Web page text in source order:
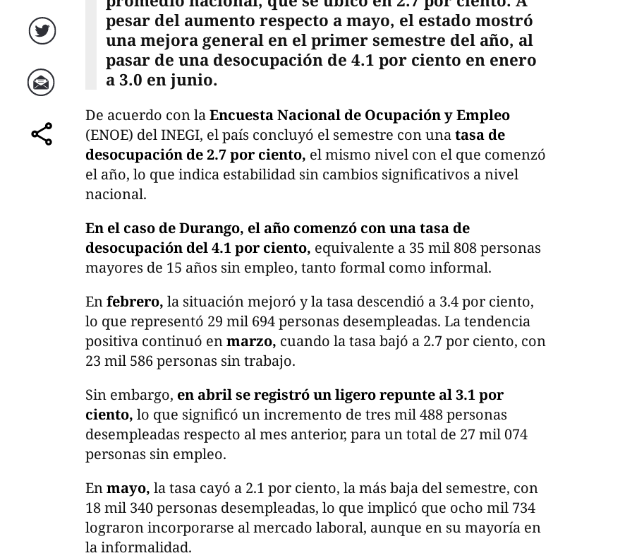
Twitter
Correo
comparte
pesar del aumento respecto a mayo, el estado mostró
una mejora general en el primer semestre del año, al
pasar de una desocupación de 4.1 por ciento en enero
a 3.0 en junio.
De acuerdo con laEncuesta Nacional de Ocupación y Empleo
(ENOE) del INEGI, el país concluyó el semestre con unatasa de
desocupación de 2.7 por ciento, el mismo nivel con el que comenzó
el año, lo que indica estabilidad sin cambios significativos a nivel
nacional.
En el caso de Durango, el año comenzó con una tasa de
desocupación del 4.1 por ciento, equivalente a 35 mil 808 personas
mayores de 15 años sin empleo, tanto formal como informal.
Enfebrero, la situación mejoró y la tasa descendió a 3.4 por ciento,
lo que representó 29 mil 694 personas desempleadas. La tendencia
positiva continuó enmarzo, cuando la tasa bajó a 2.7 por ciento, con
23 mil 586 personas sin trabajo.
Sin embargo, en abril se registró un ligero repunte al 3.1 por
ciento, lo que significó un incremento de tres mil 488 personas
desempleadas respecto al mes anterior, para un total de 27 mil 074
personas sin empleo.
Enmayo, la tasa cayó a 2.1 por ciento, la más baja del semestre, con
18 mil 340 personas desempleadas, lo que implicó que ocho mil 734
lograron incorporarse al mercado laboral, aunque en su mayoría en
la informalidad.